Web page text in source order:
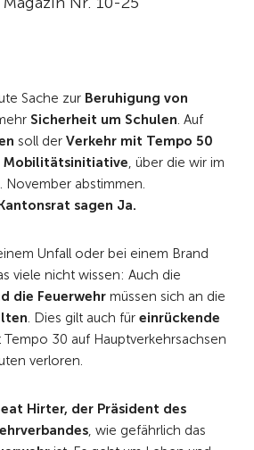
Sache zur Beruhigung von
Sicherheit um Schulen. Auf
soll der Verkehr mit Tempo 50
Mobilitätsinitiative, über die wir im
November abstimmen.
sagen Ja.
Unfall oder bei einem Brand
viele nicht wissen: Auch die
die Feuerwehr müssen sich an die
. Dies gilt auch für einrückende
Tempo 30 auf Hauptverkehrsachsen
verloren.
Hirter, der Präsident des
, wie gefährlich das